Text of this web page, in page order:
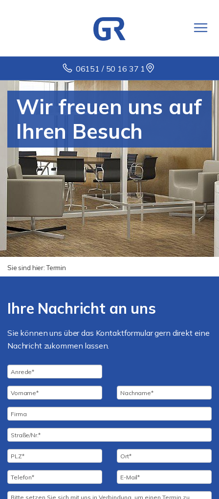
06151 / 50 16 37 1
Wir freuen uns auf
Ihren Besuch
Sie sind hier:Termin
Ihre Nachricht an uns
Sie können uns über das Kontaktformular gern direkt eine
Nachricht zukommen lassen.